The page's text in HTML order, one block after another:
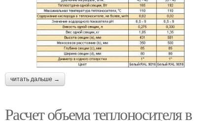
читать дальше →
Расчет объема теплоносителя в